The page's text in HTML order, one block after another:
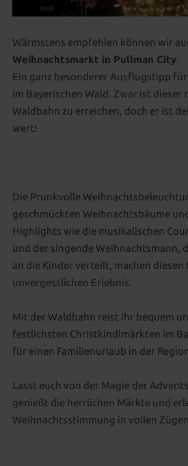
Wärmstens empfehlen können wir
Weihnachtsmarkt in Pullman City.
Ein ganz besonderer Ausflugstipp
im Bayerischen Wald. Zwar ist
Waldbahn zu erreichen, doch er ist
wert!
Die Prunkvolle
geschmückten Weihnachtsbäume
Highlights wie die musikalischen
und der singende Weihnachtsmann,
an die Kinder verteilt, machen diesen
unvergesslichen Erlebnis.
Mit der Waldbahn reist ihr bequem
festlichsten Christkindlmärkten im
für einen Familienurlaub in der
Lasst euch von der Magie der
genießt die herrlichen Märkte und
Weihnachtsstimmung in vollen